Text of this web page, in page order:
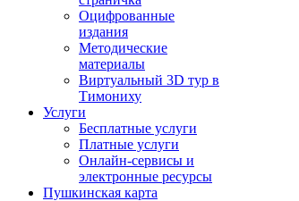
Оцифрованные
издания
Методические
материалы
Виртуальный 3D тур в
Тимониху
Услуги
Бесплатные услуги
Платные услуги
Онлайн-сервисы и
электронные ресурсы
Пушкинская карта